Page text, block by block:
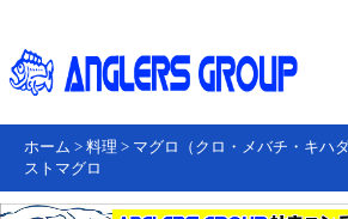
ホーム > 料理 > マグロ（クロ・メバチ・キハ
ストマグロ